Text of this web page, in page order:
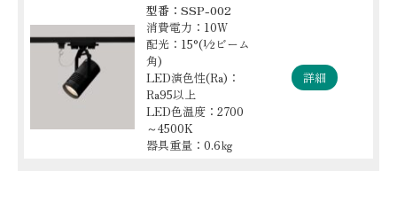
型番：SSP-002
消費電力：10W
配光：15°(½ビーム
角)
LED演色性(Ra)：
Ra95以上
LED色温度：2700
～4500K
器具重量：0.6㎏
詳細